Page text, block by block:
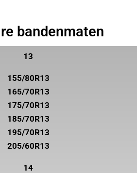
bandenmaten
13
155/80R13
165/70R13
175/70R13
185/70R13
195/70R13
205/60R13
14